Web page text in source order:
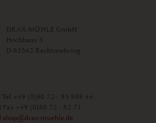
DRAX-MÜHLE GmbH
Hochhaus 5
D-83562 Rechtmehring
Tel +49 (0)80 72 - 95 888 44
Fax +49 (0)80 72 - 82 71
shop@drax-muehle.de